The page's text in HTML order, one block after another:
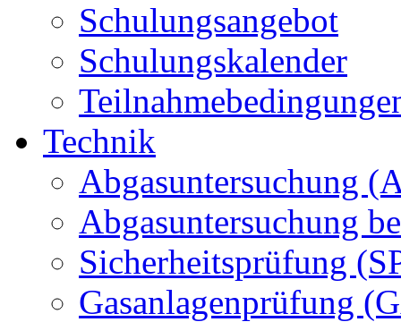
Schulungsangebot
Schulungskalender
Technik
Abgasuntersuchung
Abgasuntersuchung
Sicherheitsprüfung
Gasanlagenprüfung